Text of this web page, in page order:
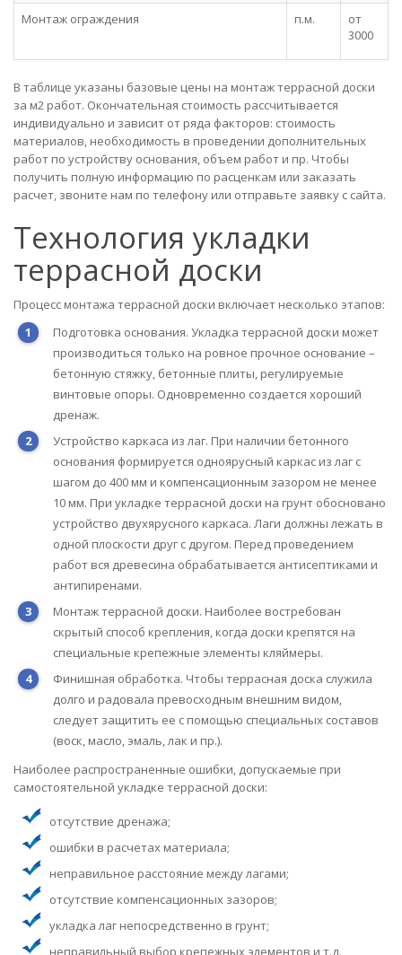
Монтаж ограждения п.м.
от
3000
В таблице указаны базовые цены на монтаж террасной доски
за м2 работ. Окончательная стоимость рассчитывается
индивидуально и зависит от ряда факторов: стоимость
материалов, необходимость в проведении дополнительных
работ по устройству основания, объем работ и пр. Чтобы
получить полную информацию по расценкам или заказать
расчет, звоните нам по телефону или отправьте заявку с сайта.
Технология укладки
террасной доски
Процесс монтажа террасной доски включает несколько этапов:
Подготовка основания. Укладка террасной доски может
производиться только на ровное прочное основание –
бетонную стяжку, бетонные плиты, регулируемые
винтовые опоры. Одновременно создается хороший
дренаж.
Устройство каркаса из лаг. При наличии бетонного
основания формируется одноярусный каркас из лаг с
шагом до 400 мм и компенсационным зазором не менее
10 мм. При укладке террасной доски на грунт обосновано
устройство двухярусного каркаса. Лаги должны лежать в
одной плоскости друг с другом. Перед проведением
работ вся древесина обрабатывается антисептиками и
антипиренами.
Монтаж террасной доски. Наиболее востребован
скрытый способ крепления, когда доски крепятся на
специальные крепежные элементы кляймеры.
Финишная обработка. Чтобы террасная доска служила
долго и радовала превосходным внешним видом,
следует защитить ее с помощью специальных составов
(воск, масло, эмаль, лак и пр.).
Наиболее распространенные ошибки, допускаемые при
самостоятельной укладке террасной доски:
отсутствие дренажа;
ошибки в расчетах материала;
неправильное расстояние между лагами;
отсутствие компенсационных зазоров;
укладка лаг непосредственно в грунт;
неправильный выбор крепежных элементов и т.д.